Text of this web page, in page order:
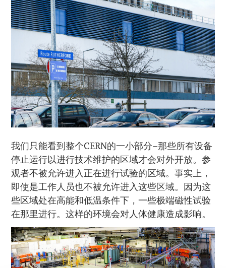
我们只能看到整个CERN的一小部分–那些所有设备
停止运行以进行技术维护的区域才会对外开放。参
观者不被允许进入正在进行试验的区域。事实上，
即使是工作人员也不被允许进入这些区域。因为这
些区域处在高能和低温条件下，一些极端磁性试验
在那里进行。这样的环境会对人体健康造成影响。